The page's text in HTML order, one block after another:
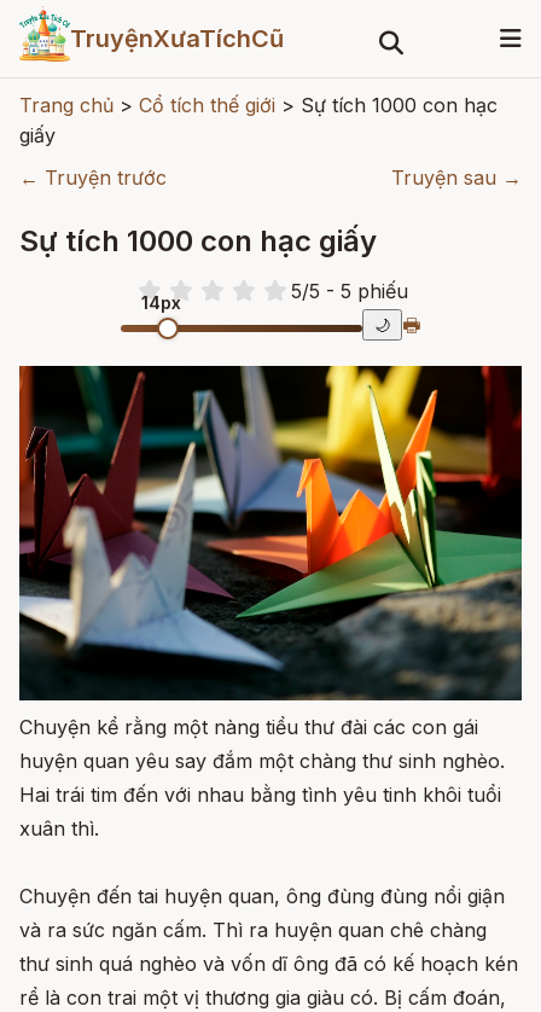
TruyệnXưaTíchCũ
Trang chủ > Cổ tích thế giới > Sự tích 1000 con hạc
giấy
← Truyện trước
Truyện sau →
Sự tích 1000 con hạc giấy
5/5 - 5 phiếu
14px
🌙 🖶
Chuyện kể rằng một nàng tiểu thư đài các con gái
huyện quan yêu say đắm một chàng thư sinh nghèo.
Hai trái tim đến với nhau bằng tình yêu tinh khôi tuổi
xuân thì.
Chuyện đến tai huyện quan, ông đùng đùng nổi giận
và ra sức ngăn cấm. Thì ra huyện quan chê chàng
thư sinh quá nghèo và vốn dĩ ông đã có kế hoạch kén
rể là con trai một vị thương gia giàu có. Bị cấm đoán,